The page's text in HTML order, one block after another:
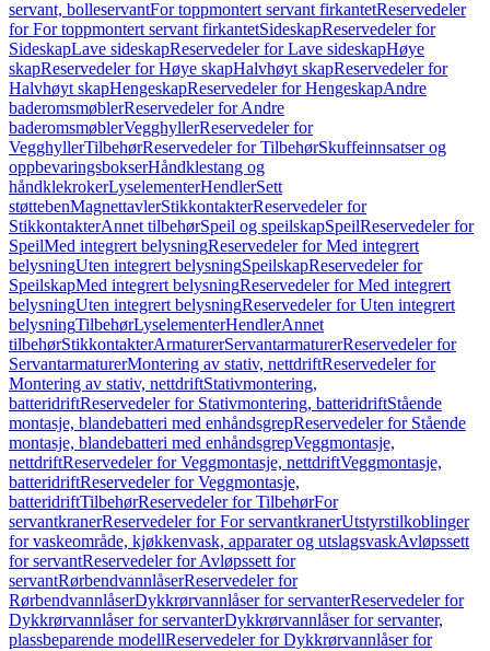
servant, bolleservantFor toppmontert servant firkantetReservedeler
for For toppmontert servant firkantetSideskapReservedeler for
SideskapLave sideskapReservedeler for Lave sideskapHøye
skapReservedeler for Høye skapHalvhøyt skapReservedeler for
Halvhøyt skapHengeskapReservedeler for HengeskapAndre
baderomsmøblerReservedeler for Andre
baderomsmøblerVegghyllerReservedeler for
VegghyllerTilbehørReservedeler for TilbehørSkuffeinnsatser og
oppbevaringsbokserHåndklestang og
håndklekrokerLyselementerHendlerSett
støttebenMagnettavlerStikkontakterReservedeler for
StikkontakterAnnet tilbehørSpeil og speilskapSpeilReservedeler for
SpeilMed integrert belysningReservedeler for Med integrert
belysningUten integrert belysningSpeilskapReservedeler for
SpeilskapMed integrert belysningReservedeler for Med integrert
belysningUten integrert belysningReservedeler for Uten integrert
belysningTilbehørLyselementerHendlerAnnet
tilbehørStikkontakterArmaturerServantarmaturerReservedeler for
ServantarmaturerMontering av stativ, nettdriftReservedeler for
Montering av stativ, nettdriftStativmontering,
batteridriftReservedeler for Stativmontering, batteridriftStående
montasje, blandebatteri med enhåndsgrepReservedeler for Stående
montasje, blandebatteri med enhåndsgrepVeggmontasje,
nettdriftReservedeler for Veggmontasje, nettdriftVeggmontasje,
batteridriftReservedeler for Veggmontasje,
batteridriftTilbehørReservedeler for TilbehørFor
servantkranerReservedeler for For servantkranerUtstyrstilkoblinger
for vaskeområde, kjøkkenvask, apparater og utslagsvaskAvløpssett
for servantReservedeler for Avløpssett for
servantRørbendvannlåserReservedeler for
RørbendvannlåserDykkrørvannlåser for servanterReservedeler for
Dykkrørvannlåser for servanterDykkrørvannlåser for servanter,
plassbeparende modellReservedeler for Dykkrørvannlåser for